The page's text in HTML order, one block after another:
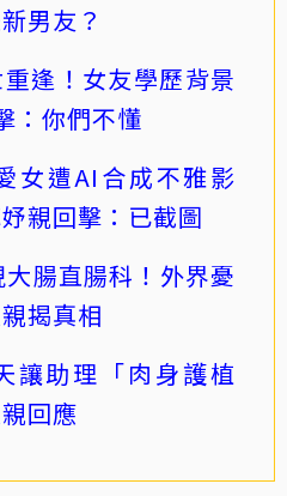
男友？
逢！女友學歷背景
你們不懂
女遭AI合成不雅影
親回擊：已截圖
腸直腸科！外界憂
揭真相
讓助理「肉身護植
回應